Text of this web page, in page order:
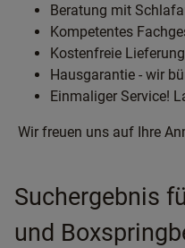
Beratung mit
Kompetentes
Kostenfreie
Hausgarantie - wir
Einmaliger Service!
Wir freuen uns auf Ihre
Suchergebnis
und